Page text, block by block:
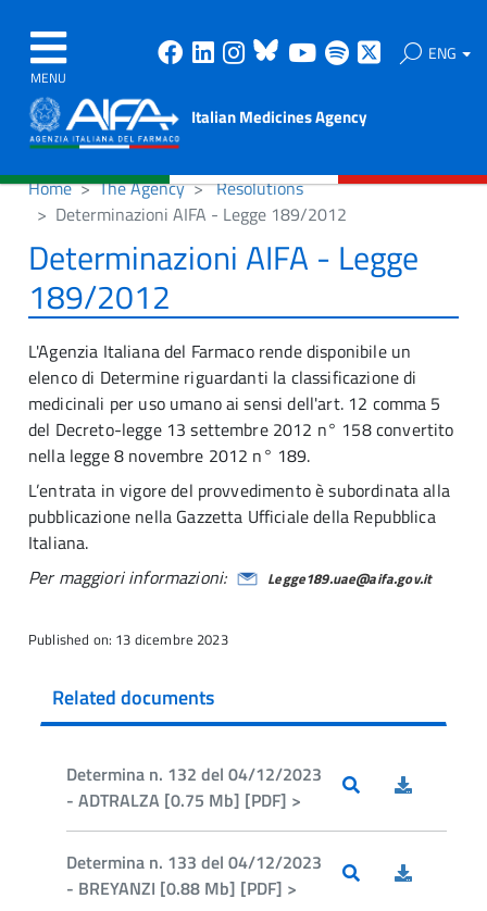
MENU
Facebook
Linkedin
Instagram
Bluesky
Youtube
Spotify ENG
Italian Medicines Agency
Home The Agency
Resolutions
Determinazioni AIFA - Legge 189/2012
Determinazioni AIFA - Legge
189/2012
L'Agenzia Italiana del Farmaco rende disponibile un
elenco di Determine riguardanti la classificazione di
medicinali per uso umano ai sensi dell'art. 12 comma 5
del Decreto-legge 13 settembre 2012 n° 158 convertito
nella legge 8 novembre 2012 n° 189.
L’entrata in vigore del provvedimento è subordinata alla
pubblicazione nella Gazzetta Ufficiale della Repubblica
Italiana.
Per maggiori informazioni:
Legge189.uae@aifa.gov.it
Published on: 13 dicembre 2023
Related documents
Determina n. 132 del 04/12/2023
- ADTRALZA [0.75 Mb] [PDF] >
Determina n. 133 del 04/12/2023
- BREYANZI [0.88 Mb] [PDF] >